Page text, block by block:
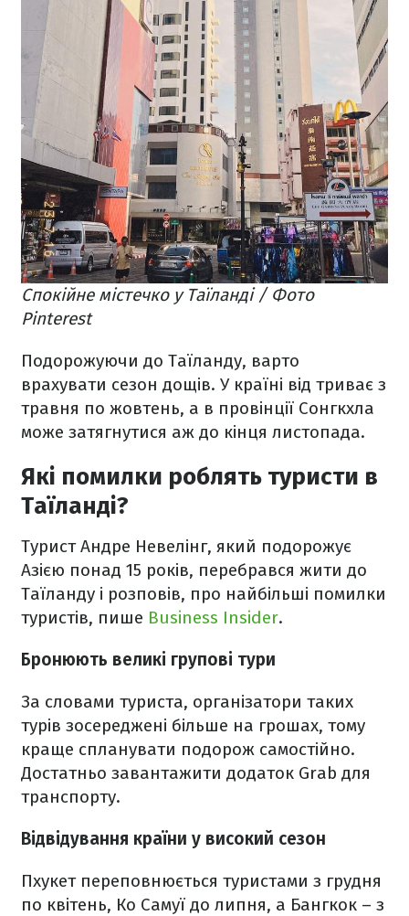
Спокійне містечко у Таїланді / Фото
Pinterest
Подорожуючи до Таїланду, варто
врахувати сезон дощів. У країні від триває з
травня по жовтень, а в провінції Сонгкхла
може затягнутися аж до кінця листопада.
Які помилки роблять туристи в
Таїланді?
Турист Андре Невелінг, який подорожує
Азією понад 15 років, перебрався жити до
Таїланду і розповів, про найбільші помилки
туристів, пише Business Insider.
Бронюють великі групові тури
За словами туриста, організатори таких
турів зосереджені більше на грошах, тому
краще спланувати подорож самостійно.
Достатньо завантажити додаток Grab для
транспорту.
Відвідування країни у високий сезон
Пхукет переповнюється туристами з грудня
по квітень, Ко Самуї до липня, а Бангкок – з